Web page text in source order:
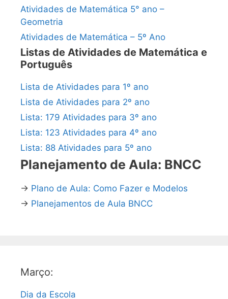
Atividades de Matemática 5° ano –
Geometria
Atividades de Matemática – 5º Ano
Listas de Atividades de Matemática e
Português
Lista de Atividades para 1º ano
Lista de Atividades para 2º ano
Lista: 179 Atividades para 3º ano
Lista: 123 Atividades para 4º ano
Lista: 88 Atividades para 5º ano
Planejamento de Aula: BNCC
→ Plano de Aula: Como Fazer e Modelos
→ Planejamentos de Aula BNCC
Março:
Dia da Escola